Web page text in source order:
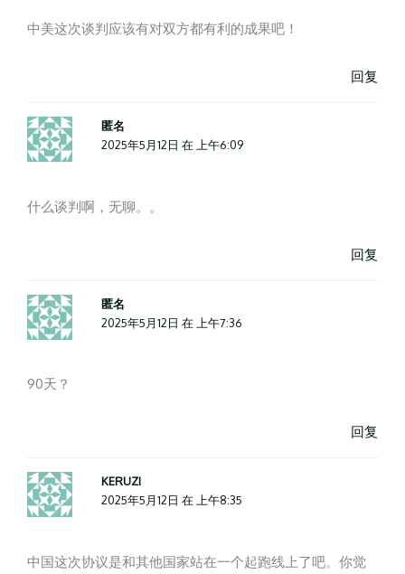
中美这次谈判应该有对双方都有利的成果吧！
回复
匿名
2025年5月12日 在 上午6:09
什么谈判啊，无聊。。
回复
匿名
2025年5月12日 在 上午7:36
90天？
回复
KERUZI
2025年5月12日 在 上午8:35
中国这次协议是和其他国家站在一个起跑线上了吧。你觉